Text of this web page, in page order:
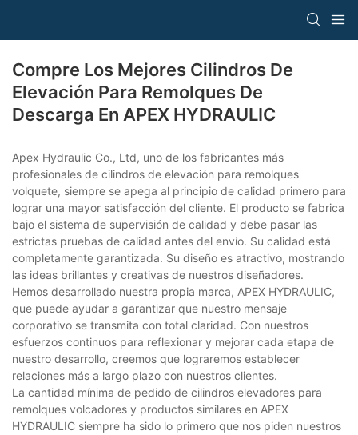
Compre Los Mejores Cilindros De
Elevación Para Remolques De
Descarga En APEX HYDRAULIC
Apex Hydraulic Co., Ltd, uno de los fabricantes más
profesionales de cilindros de elevación para remolques
volquete, siempre se apega al principio de calidad primero para
lograr una mayor satisfacción del cliente. El producto se fabrica
bajo el sistema de supervisión de calidad y debe pasar las
estrictas pruebas de calidad antes del envío. Su calidad está
completamente garantizada. Su diseño es atractivo, mostrando
las ideas brillantes y creativas de nuestros diseñadores.
Hemos desarrollado nuestra propia marca, APEX HYDRAULIC,
que puede ayudar a garantizar que nuestro mensaje
corporativo se transmita con total claridad. Con nuestros
esfuerzos continuos para reflexionar y mejorar cada etapa de
nuestro desarrollo, creemos que lograremos establecer
relaciones más a largo plazo con nuestros clientes.
La cantidad mínima de pedido de cilindros elevadores para
remolques volcadores y productos similares en APEX
HYDRAULIC siempre ha sido lo primero que nos piden nuestros